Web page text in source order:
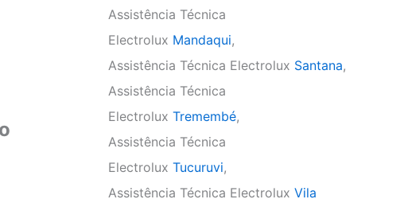
Assistência Técnica
Electrolux Mandaqui,
Assistência Técnica Electrolux Santana,
Assistência Técnica
Electrolux Tremembé,
Assistência Técnica
Electrolux Tucuruvi,
Assistência Técnica Electrolux Vila